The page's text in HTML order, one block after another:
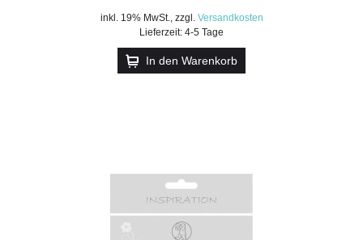
inkl. 19% MwSt., zzgl. Versandkosten
Lieferzeit: 4-5 Tage
In den Warenkorb